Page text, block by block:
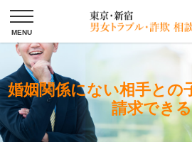
婚姻関係にない相手との
請求でき